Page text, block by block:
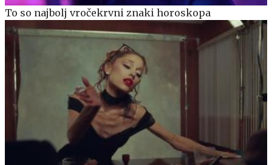
To so najbolj vročekrvni znaki horoskopa